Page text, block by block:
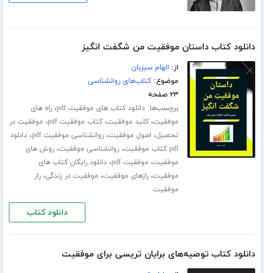
دانلود کتاب داستان موفقیت من شگفت انگیز
از: الهام سبزبان
موضوع:کتاب‌های روانشناسی
۲۳ صفحه
برچسب‌ها:دانلود کتاب های موفقیت pdf ،راه های
موفقیت،کلید موفقیت،کتاب موفقیت pdf ، موفقیت در
تحصیل، اصول موفقیت،روانشناسی موفقیت pdf ،دانلود
pdf کتاب موفقیت
،روانشناسی موفقیت،روش های
موفقیت، موفقیت pdf ،دانلود رایگان کتاب های
موفقیت،رازهای موفقیت، موفقیت در زندگی،راز
موفقیت
دانلود کتاب
دانلود کتاب توصیه‌های برایان تریسی برای موفقیت